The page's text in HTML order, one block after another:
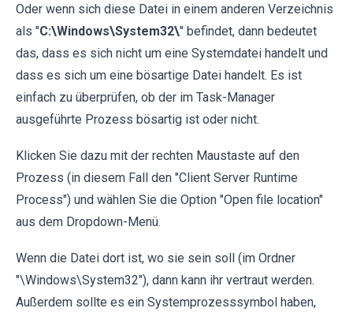
Oder wenn sich diese Datei in einem anderen Verzeichnis
als "C:\Windows\System32\" befindet, dann bedeutet
das, dass es sich nicht um eine Systemdatei handelt und
dass es sich um eine bösartige Datei handelt. Es ist
einfach zu überprüfen, ob der im Task-Manager
ausgeführte Prozess bösartig ist oder nicht.
Klicken Sie dazu mit der rechten Maustaste auf den
Prozess (in diesem Fall den "Client Server Runtime
Process") und wählen Sie die Option "Open file location"
aus dem Dropdown-Menü.
Wenn die Datei dort ist, wo sie sein soll (im Ordner
"\Windows\System32"), dann kann ihr vertraut werden.
Außerdem sollte es ein Systemprozesssymbol haben,